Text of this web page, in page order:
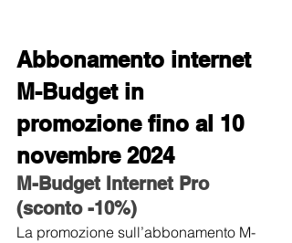
Abbonamento internet
M-Budget in
promozione fino al 10
novembre 2024
M-Budget Internet Pro
(sconto -10%)
La promozione sull’abbonamento M-